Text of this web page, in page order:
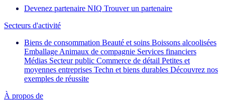
Devenez partenaire NIQ Trouver un partenaire
Secteurs d'activité
Biens de consommation Beauté et soins Boissons alcoolisées
EmballageAnimaux de compagnie Services financiers
Médias Secteur public Commerce de détail Petites et
moyennes entreprises Techn et biens durables Découvrez nos
exemples de réussite
À propos de